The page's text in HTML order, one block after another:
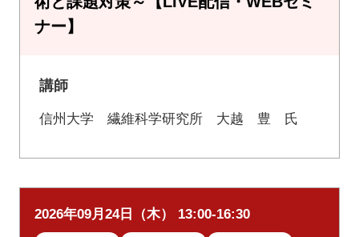
ナー】
講師
信州大学 繊維科学研究所 大越 豊 氏
2026年09月24日（木） 13:00-16:30